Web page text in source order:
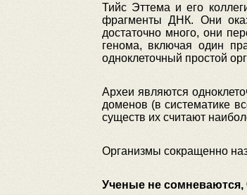
Тийс Эттема и его
фрагменты ДНК. Они
достаточно много, они
генома, включая один
одноклеточный простой
Археи являются
доменов (в систематике
существ их считают
Организмы сокращенно
Ученые не сомневаются,